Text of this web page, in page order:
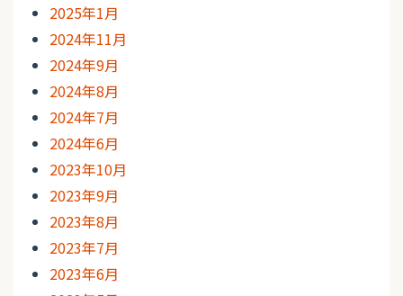
2025年1月
2024年11月
2024年9月
2024年8月
2024年7月
2024年6月
2023年10月
2023年9月
2023年8月
2023年7月
2023年6月